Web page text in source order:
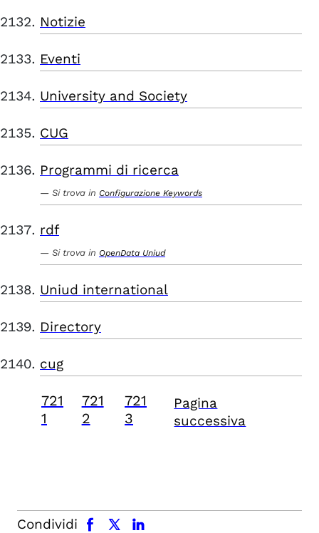
Notizie
Eventi
University and Society
CUG
Programmi di ricerca
Si trova in Configurazione Keywords
rdf
Si trova in OpenData Uniud
Uniud international
Directory
cug
721
1
721
2
721
3
Pagina
successiva
Condividi
facebook x.com linkedin